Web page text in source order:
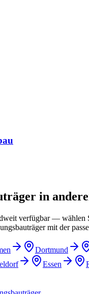
in
verfügbar — wählen
mit der
Dortmund
Essen